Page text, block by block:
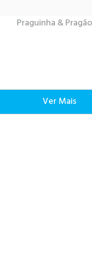
Praguinha & Pragão
Ver Mais